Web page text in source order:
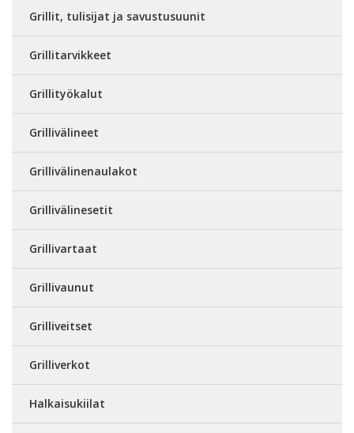
Grillit, tulisijat ja savustusuunit
Grillitarvikkeet
Grillityökalut
Grillivälineet
Grillivälinenaulakot
Grillivälinesetit
Grillivartaat
Grillivaunut
Grilliveitset
Grilliverkot
Halkaisukiilat